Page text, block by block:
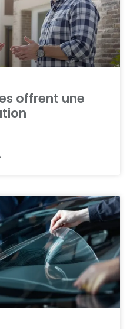
offrent une